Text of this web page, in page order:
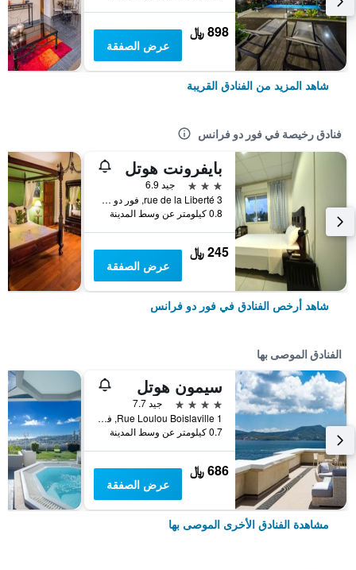
898 ﷼
عرض الصفقة
شاهد المزيد من الفنادق القريبة
فنادق رخيصة في فور دو فرانس
بايفرونت هوتل
3 نجوم
جيد 6.9
3 rue de la Liberté, فور دو فرانس, مارتينيك
0.8 كيلومتر عن وسط المدينة
245 ﷼
عرض الصفقة
شاهد أرخص الفنادق في فور دو فرانس
الفنادق الموصى بها
سيمون هوتل
4 نجوم
جيد 7.7
1 Rue Loulou Boislaville, فور دو فرانس, مارتينيك
0.7 كيلومتر عن وسط المدينة
686 ﷼
عرض الصفقة
مشاهدة الفنادق الأخرى الموصى بها